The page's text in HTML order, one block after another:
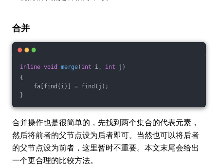
合并
inline void merge( int i, int j)
{
fa[find(i)] = find(j);
}
合并操作也是很简单的，先找到两个集合的代表元素，
然后将前者的父节点设为后者即可。当然也可以将后者
的父节点设为前者，这里暂时不重要。本文末尾会给出
一个更合理的比较方法。